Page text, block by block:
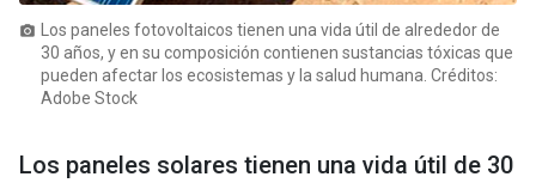
photo_camera Los paneles fotovoltaicos tienen una vida útil de alrededor de
30 años, y en su composición contienen sustancias tóxicas que
pueden afectar los ecosistemas y la salud humana. Créditos:
Adobe Stock
Los paneles solares tienen una vida útil de 30